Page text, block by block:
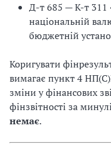
Д-т 685 — К-т 311
національній
бюджетній
Коригувати
вимагає пункт 4
зміни у фінансових
фінзвітності за
немає.